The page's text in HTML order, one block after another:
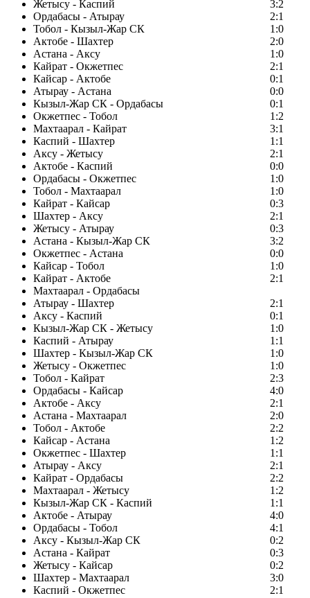
Жетысу - Каспий
3:2
Ордабасы - Атырау
2:1
Тобол - Кызыл-Жар СК
1:0
Актобе - Шахтер
2:0
Астана - Аксу
1:0
Кайрат - Окжетпес
2:1
Кайсар - Актобе
0:1
Атырау - Астана
0:0
Кызыл-Жар СК - Ордабасы
0:1
Окжетпес - Тобол
1:2
Махтаарал - Кайрат
3:1
Каспий - Шахтер
1:1
Аксу - Жетысу
2:1
Актобе - Каспий
0:0
Ордабасы - Окжетпес
1:0
Тобол - Махтаарал
1:0
Кайрат - Кайсар
0:3
Шахтер - Аксу
2:1
Жетысу - Атырау
0:3
Астана - Кызыл-Жар СК
3:2
Окжетпес - Астана
0:0
Кайсар - Тобол
1:0
Кайрат - Актобе
2:1
Махтаарал - Ордабасы
Атырау - Шахтер
2:1
Аксу - Каспий
0:1
Кызыл-Жар СК - Жетысу
1:0
Каспий - Атырау
1:1
Шахтер - Кызыл-Жар СК
1:0
Жетысу - Окжетпес
1:0
Тобол - Кайрат
2:3
Ордабасы - Кайсар
4:0
Актобе - Аксу
2:1
Астана - Махтаарал
2:0
Тобол - Актобе
2:2
Кайсар - Астана
1:2
Окжетпес - Шахтер
1:1
Атырау - Аксу
2:1
Кайрат - Ордабасы
2:2
Махтаарал - Жетысу
1:2
Кызыл-Жар СК - Каспий
1:1
Актобе - Атырау
4:0
Ордабасы - Тобол
4:1
Аксу - Кызыл-Жар СК
0:2
Астана - Кайрат
0:3
Жетысу - Кайсар
0:2
Шахтер - Махтаарал
3:0
Каспий - Окжетпес
2:1